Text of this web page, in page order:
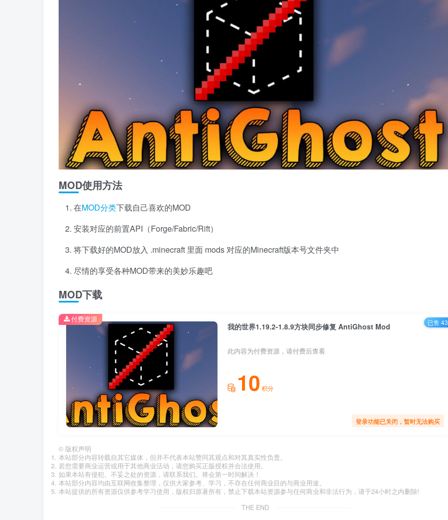
MOD使用方法
在MOD分类下载自己喜欢的MOD
安装对应的前置API（Forge/Fabric/Rift）
将下载好的MOD放入 .minecraft 里面 mods 对应的Minecraft版本号文件夹中
尽情的享受各种MOD带来的美妙乐趣吧
MOD下载
我的世界1.19.2-1.8.9方块同步修复 AntiGhost Mod
此内容为付费资源，请付费后查看
10 积分
登录功能已关闭，暂时无法购买
付费资源 已售 43
© 版权声明
本站部分内容转载自其它媒体，但并不代表本站赞同其观点和对其真实性负责。
若您需要商业运营或用于其他商业活动，请您购买正版授权并合法使用。
如果本站有侵犯、不妥之处的资源，请联系我们。将会第一时间解决！
本站部分内容均由互联网收集整理，仅供大家参考、学习，不存在任何商业目的与商业用途。
本站提供的所有资源仅供参考学习使用，版权归原著所有，禁止下载本站资源参与任何商业和非法行为，请于24小时之内删除!
THE END